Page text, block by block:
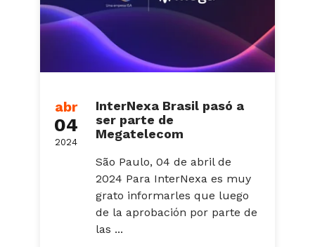
abr
04
2024
InterNexa Brasil pasó a
ser parte de
Megatelecom
São Paulo, 04 de abril de
2024 Para InterNexa es muy
grato informarles que luego
de la aprobación por parte de
las ...